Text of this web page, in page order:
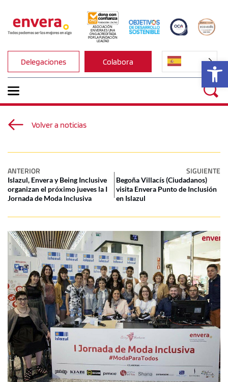
ASOCIACIÓN
ENVERA ES UNA
ONG ACREDITADA
POR LA FUNDACIÓN
LEALTAD
Delegaciones Colabora
Volver a noticias
ANTERIOR SIGUIENTE
Islazul, Envera y Being Inclusive
organizan el próximo jueves la I
Jornada de Moda Inclusiva
Begoña Villacís (Ciudadanos)
visita Envera Punto de Inclusión
en Islazul